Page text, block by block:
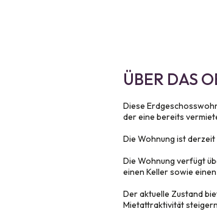
ÜBER DAS
Diese
der eine bereits
Die Wohnung ist
Die Wohnung verfügt
einen Keller sowie
Der aktuelle Zustand
Mietattraktivität